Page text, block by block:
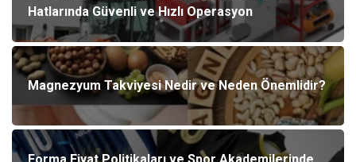
Hatlarında Güvenli ve Hızlı Operasyon
Magnezyum Takviyesi Nedir ve Neden Önemlidir?